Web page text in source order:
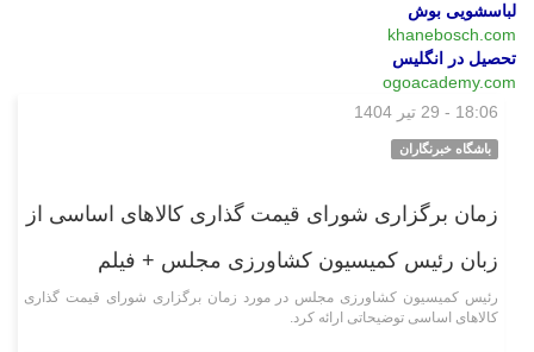
لباسشویی بوش
khanebosch.com
تحصیل در انگلیس
ogoacademy.com
18:06 - 29 تیر 1404
باشگاه خبرنگاران
زمان برگزاری شورای قیمت گذاری کالاهای اساسی از
زبان‌ رئیس کمیسیون کشاورزی مجلس + فیلم
رئیس کمیسیون کشاورزی مجلس در مورد زمان برگزاری شورای قیمت گذاری
کالاهای اساسی توضیحاتی ارائه کرد.